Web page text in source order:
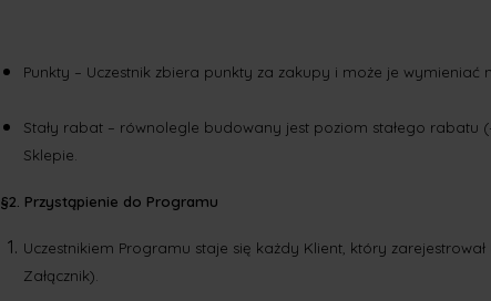
Punkty – Uczestnik zbiera punkty za zakupy i może je
Stały rabat – równolegle budowany jest poziom stałego rabatu
Sklepie.
§2. Przystąpienie do Programu
Uczestnikiem Programu staje się każdy Klient, który
Załącznik).